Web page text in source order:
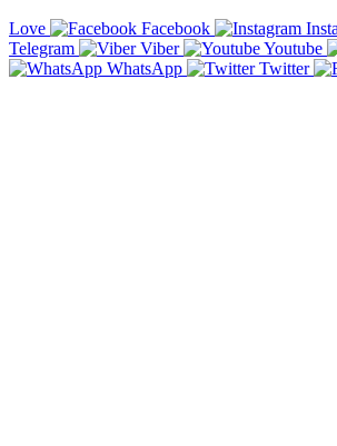
Love
Facebook
Telegram
Viber Youtube
WhatsApp
Twitter